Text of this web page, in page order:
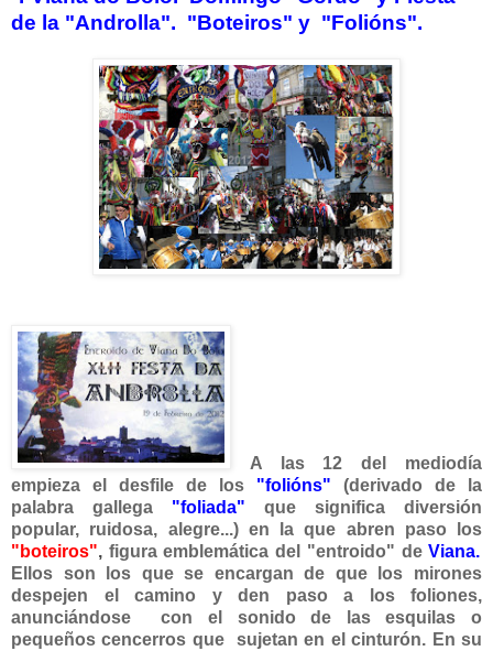
de la "Androlla". "Boteiros" y "Folións".
A las 12 del mediodía
empieza el desfile de los "folións" (derivado de la
palabra gallega "foliada" que significa diversión
popular, ruidosa, alegre...) en la que abren paso los
"boteiros", figura emblemática del "entroido" deViana.
Ellos son los que se encargan de que los mirones
despejen el camino y den paso a los foliones,
anunciándose con el sonido de las esquilas o
pequeños cencerros que sujetan en el cinturón. En su